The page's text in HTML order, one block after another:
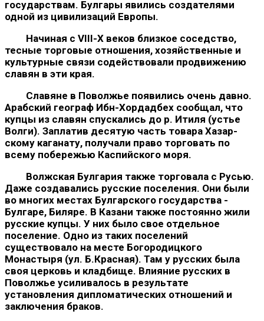
государствам. Булгары явились создателями
одной из циви­лизаций Европы.
Начиная с VIII-X веков близкое соседство,
тесные торго­вые отношения, хозяйственные и
культурные связи содейство­вали продвижению
славян в эти края.
Славяне в Поволжье появились очень давно.
Арабский гео­граф Ибн-Хордадбех сообщал, что
купцы из славян спускались до р. Итиля (устье
Волги). Заплатив десятую часть товара Хазар­
скому каганату, получали право торговать по
всему побережью Каспийского моря.
Волжская Булгария также торговала с Русью.
Даже созда­вались русские поселения. Они были
во многих местах Булгар­ского государства -
Булгаре, Биляре. В Казани также посто­янно жили
русские купцы. У них было свое отдельное
поселение. Одно из таких поселений
существовало на месте Богородицкого
Монастыря (ул. Б.Красная). Там у русских была
своя церковь и кладбище. Влияние русских в
Поволжье усиливалось в резуль­тате
установления дипломатических отношений и
заключения браков.